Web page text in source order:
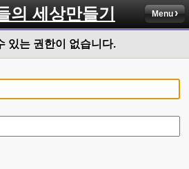
의 세상만들기 Menu
있는 권한이 없습니다.